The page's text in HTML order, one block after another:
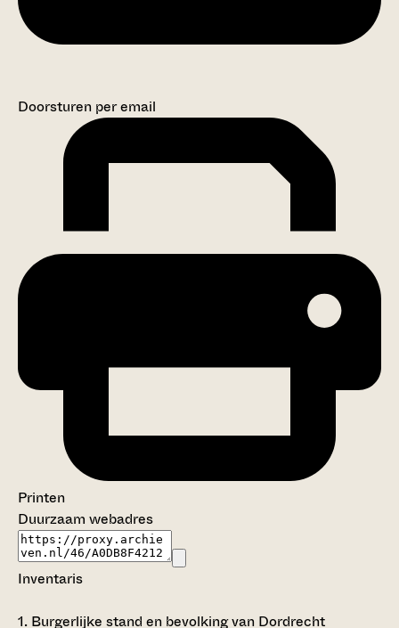
Doorsturen per email
Printen
Duurzaam webadres
Inventaris
1. Burgerlijke stand en bevolking van Dordrecht